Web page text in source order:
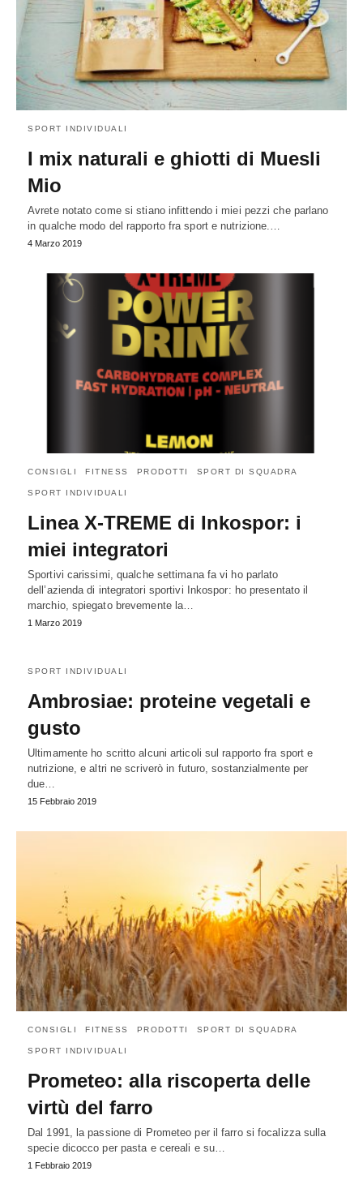
SPORT INDIVIDUALI
I mix naturali e ghiotti di Muesli
Mio
Avrete notato come si stiano infittendo i miei pezzi che parlano
in qualche modo del rapporto fra sport e nutrizione.…
4 Marzo 2019
CONSIGLI FITNESS PRODOTTI SPORT DI SQUADRA
SPORT INDIVIDUALI
Linea X-TREME di Inkospor: i
miei integratori
Sportivi carissimi, qualche settimana fa vi ho parlato
dell’azienda di integratori sportivi Inkospor: ho presentato il
marchio, spiegato brevemente la…
1 Marzo 2019
SPORT INDIVIDUALI
Ambrosiae: proteine vegetali e
gusto
Ultimamente ho scritto alcuni articoli sul rapporto fra sport e
nutrizione, e altri ne scriverò in futuro, sostanzialmente per
due…
15 Febbraio 2019
CONSIGLI FITNESS PRODOTTI SPORT DI SQUADRA
SPORT INDIVIDUALI
Prometeo: alla riscoperta delle
virtù del farro
Dal 1991, la passione di Prometeo per il farro si focalizza sulla
specie dicocco per pasta e cereali e su…
1 Febbraio 2019